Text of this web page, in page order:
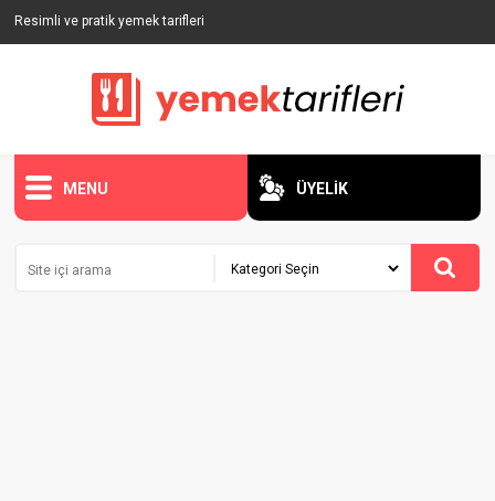
Resimli ve pratik yemek tarifleri
MENU ÜYELİK